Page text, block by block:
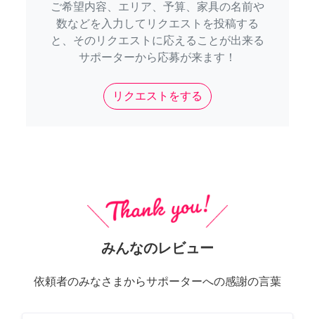
ご希望内容、エリア、予算、家具の名前や
数などを入力してリクエストを投稿する
と、そのリクエストに応えることが出来る
サポーターから応募が来ます！
リクエストをする
みんなのレビュー
依頼者のみなさまからサポーターへの感謝の言葉